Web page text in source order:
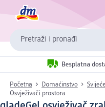
Pretraži i pronađi
Besplatna
Početna Domaćinstvo
Osvježivači prostora